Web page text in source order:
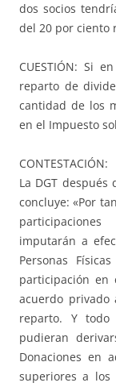
dos socios
del 20 por ciento
CUESTIÓN: Si
reparto de
cantidad de los
en el Impuesto
CONTESTACIÓN:
La DGT después
concluye: «Por
imputarán a
Personas
participación en
acuerdo privado
reparto. Y
pudieran
Donaciones en
superiores a los